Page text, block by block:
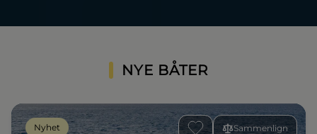
NYE BÅTER
Sammenlign
Nyhet